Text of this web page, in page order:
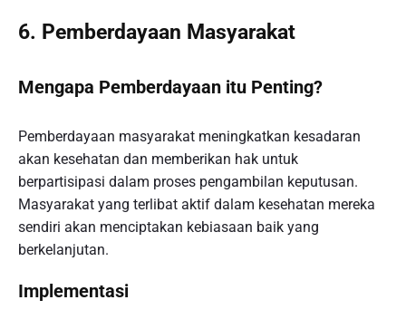
6. Pemberdayaan Masyarakat
Mengapa Pemberdayaan itu Penting?
Pemberdayaan masyarakat meningkatkan kesadaran
akan kesehatan dan memberikan hak untuk
berpartisipasi dalam proses pengambilan keputusan.
Masyarakat yang terlibat aktif dalam kesehatan mereka
sendiri akan menciptakan kebiasaan baik yang
berkelanjutan.
Implementasi